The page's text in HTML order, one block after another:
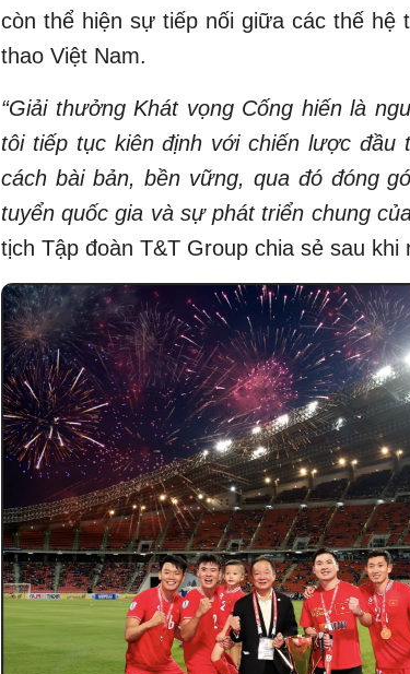
còn thể hiện sự tiếp nối giữa các thế hệ
thao Việt Nam.
“Giải thưởng Khát vọng Cống hiến là
tôi tiếp tục kiên định với chiến lược
cách bài bản, bền vững, qua đó đóng
tuyển quốc gia và sự phát triển chung
tịch Tập đoàn T&T Group chia sẻ sau khi